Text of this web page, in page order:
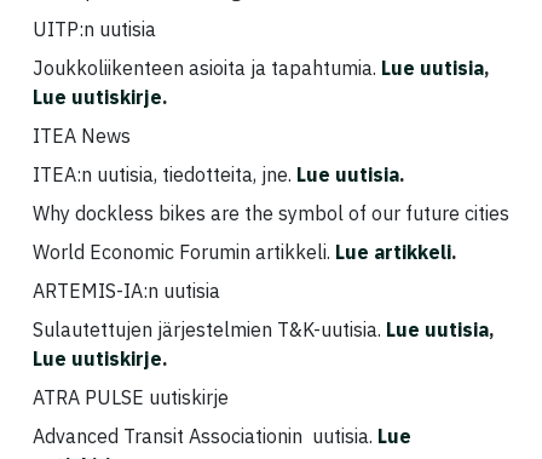
UITP:n uutisia
Joukkoliikenteen asioita ja tapahtumia. Lue uutisia,
Lue uutiskirje.
ITEA News
ITEA:n uutisia, tiedotteita, jne. Lue uutisia.
Why dockless bikes are the symbol of our future cities
World Economic Forumin artikkeli. Lue artikkeli.
ARTEMIS-IA:n uutisia
Sulautettujen järjestelmien T&K-uutisia. Lue uutisia,
Lue uutiskirje.
ATRA PULSE uutiskirje
Advanced Transit Associationin uutisia. Lue